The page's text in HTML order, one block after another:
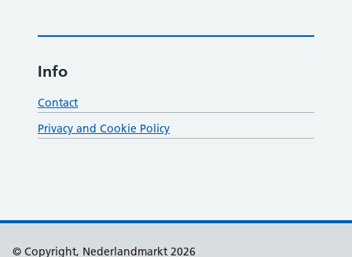
Info
Contact
Privacy and Cookie Policy
© Copyright, Nederlandmarkt 2026